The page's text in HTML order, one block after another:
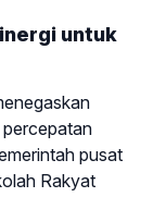
untuk
pusat
Rakyat